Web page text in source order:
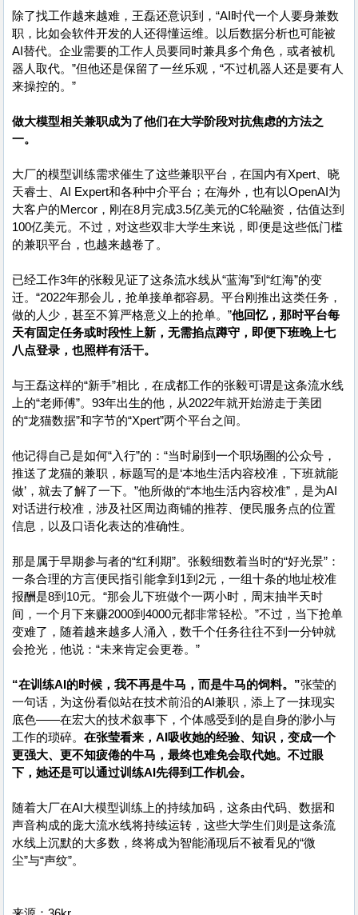
除了找工作越来越难，王磊还意识到，“AI时代一个人要身兼数
职，比如会软件开发的人还得懂运维。以后数据分析也可能被
AI替代。企业需要的工作人员要同时兼具多个角色，或者被机
器人取代。”但他还是保留了一丝乐观，“不过机器人还是要有人
来操控的。”
做大模型相关兼职成为了他们在大学阶段对抗焦虑的方法之
一。
大厂的模型训练需求催生了这些兼职平台，在国内有Xpert、晓
天睿士、AI Expert和各种中介平台；在海外，也有以OpenAI为
大客户的Mercor，刚在8月完成3.5亿美元的C轮融资，估值达到
100亿美元。不过，对这些双非大学生来说，即便是这些低门槛
的兼职平台，也越来越卷了。
已经工作3年的张毅见证了这条流水线从“蓝海”到“红海”的变
迁。“2022年那会儿，抢单接单都容易。平台刚推出这类任务，
做的人少，甚至不算严格意义上的抢单。”他回忆，那时平台每
天有固定任务或时段性上新，无需掐点蹲守，即便下班晚上七
八点登录，也照样有活干。
与王磊这样的“新手”相比，在成都工作的张毅可谓是这条流水线
上的“老师傅”。93年出生的他，从2022年就开始游走于美团
的“龙猫数据”和字节的“Xpert”两个平台之间。
他记得自己是如何“入行”的：“当时刷到一个职场圈的公众号，
推送了龙猫的兼职，标题写的是‘本地生活内容校准，下班就能
做’，就去了解了一下。”他所做的“本地生活内容校准”，是为AI
对话进行校准，涉及社区周边商铺的推荐、便民服务点的位置
信息，以及口语化表达的准确性。
那是属于早期参与者的“红利期”。张毅细数着当时的“好光景”：
一条合理的方言便民指引能拿到1到2元，一组十条的地址校准
报酬是8到10元。“那会儿下班做个一两小时，周末抽半天时
间，一个月下来赚2000到4000元都非常轻松。”不过，当下抢单
变难了，随着越来越多人涌入，数千个任务往往不到一分钟就
会抢光，他说：“未来肯定会更卷。”
“在训练AI的时候，我不再是牛马，而是牛马的饲料。”张莹的
一句话，为这份看似站在技术前沿的AI兼职，添上了一抹现实
底色——在宏大的技术叙事下，个体感受到的是自身的渺小与
工作的琐碎。 在张莹看来，AI吸收她的经验、知识，变成一个
更强大、更不知疲倦的牛马，最终也难免会取代她。不过眼
下，她还是可以通过训练AI先得到工作机会。
随着大厂在AI大模型训练上的持续加码，这条由代码、数据和
声音构成的庞大流水线将持续运转，这些大学生们则是这条流
水线上沉默的大多数，终将成为智能涌现后不被看见的“微
尘”与“声纹”。